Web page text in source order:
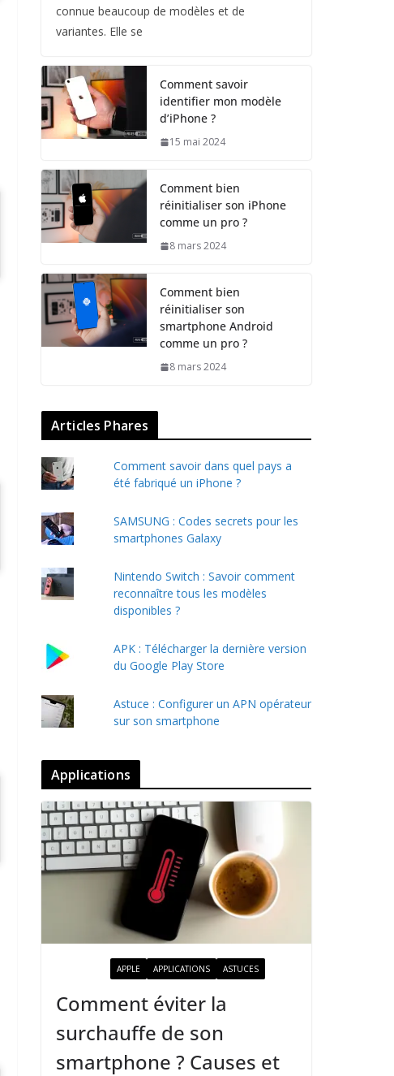
connue beaucoup de modèles et de
variantes. Elle se
Comment savoir
identifier mon modèle
d’iPhone ?
15 mai 2024
Comment bien
réinitialiser son iPhone
comme un pro ?
8 mars 2024
Comment bien
réinitialiser son
smartphone Android
comme un pro ?
8 mars 2024
Articles Phares
Comment savoir dans quel pays a
été fabriqué un iPhone ?
SAMSUNG : Codes secrets pour les
smartphones Galaxy
Nintendo Switch : Savoir comment
reconnaître tous les modèles
disponibles ?
APK : Télécharger la dernière version
du Google Play Store
Astuce : Configurer un APN opérateur
sur son smartphone
Applications
APPLE APPLICATIONS ASTUCES
Comment éviter la
surchauffe de son
smartphone ? Causes et